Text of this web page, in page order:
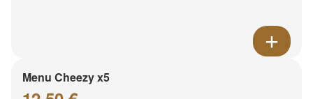
Menu Cheezy x5